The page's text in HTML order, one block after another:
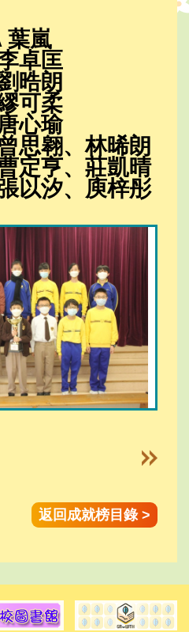
葉嵐
卓匡
晧朗
可柔
心瑜
思翱、林晞朗
定亨、莊凱晴
以汐、庾梓彤
返回成就榜目錄 >